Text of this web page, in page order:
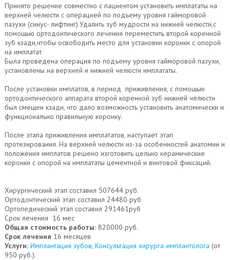
Принято решение совместно с пациентом установить имплататы на
верхней челюсти с операцией по подъему уровня гайморовой
пазухи (синус- лифтинг).Удалить зуб мудрости на нижней челюсти,с
помощью ортодонтического лечения переместить второй коренной
зуб кзади,чтобы освободить место для установки коронки с опорой
на имплатат
Была проведена операция по подъему уровня гайморовой пазухи,
установлены на верхней и нижней челюсти имплататы.
После установки имплатов, в период приживления, с помощью
ортодонтического аппарата второй коренной зуб нижней челюсти
был смещен кзади, что дало возможность установить анатомически и
функционально правильную коронку.
После этапа приживления имплататов, наступает этап
протезирования. На верхней челюсти из-за особенностей анатомии и
положения имплатов решено изготовить цельно керамические
коронки с опорой на имплататы цементной и винтовой фиксаций.
Хирургический этап составил 507644 руб.
Ортодонтический этап составил 24480 руб
Ортопедический этап составил 291461руб
Срок лечения 16 мес
Общая стоимость работы:820000 руб.
Срок лечения 16 месяцев
Услуги: Имплантация зубов Консультация хирурга-имплантолога (от
950 руб.).